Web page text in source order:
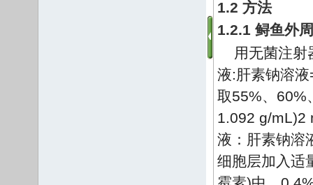
1.2 方法
1.2.1 鲟鱼外
用无菌注
液:肝素钠溶
取55%、60%
1.092 g/mL)2
液：肝素钠溶
细胞层加入适